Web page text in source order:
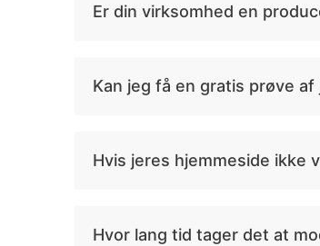
Er din virksomhed en
Kan jeg få en gratis prøve
Hvis jeres hjemmeside ikke
Hvor lang tid tager det at